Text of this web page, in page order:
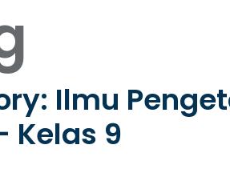
Ilmu
Kelas 9